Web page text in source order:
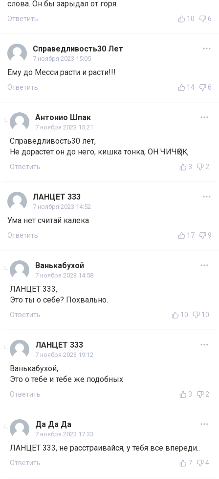
слова. Он бы зарыдал от горя.
Ответить 10 6
Справедливость30 Лет
7 ноября 2023 15:05
Ему до Месси расти и расти!!!
Ответить 14 6
Антонио Шпак
7 ноября 2023 15:21
Справедливость30 лет,
Не дорастет он до него, кишка тонка, ОН ЧИЧҚОҚ
Ответить 3 2
ЛАНЦЕТ 333
7 ноября 2023 14:52
Ума нет считай калека
Ответить 17 9
Ванькабухой
7 ноября 2023 14:58
ЛАНЦЕТ 333,
Это ты о себе? Похвально.
Ответить 10 10
ЛАНЦЕТ 333
7 ноября 2023 19:12
Ванькабухой,
Это о тебе и тебе же подобных
Ответить 3 2
Да Да Да
7 ноября 2023 17:33
ЛАНЦЕТ 333, не расстраивайся, у тебя все впереди..
Ответить 7 4